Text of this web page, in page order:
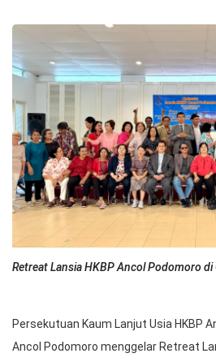
Retreat Lansia HKBP Ancol Podomoro di
Persekutuan Kaum Lanjut Usia HKBP
Ancol Podomoro menggelar Retreat